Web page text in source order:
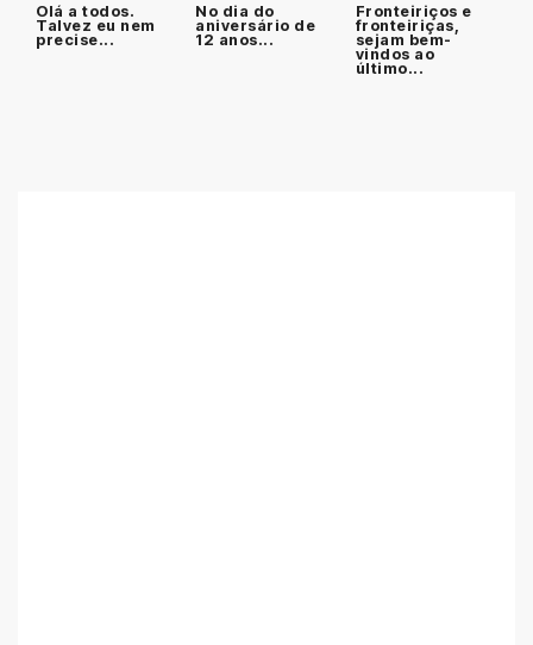
Olá a todos.
Talvez eu nem
precise...
No dia do
aniversário de
12 anos...
Fronteiriços e
fronteiriças,
sejam bem-
vindos ao
último...